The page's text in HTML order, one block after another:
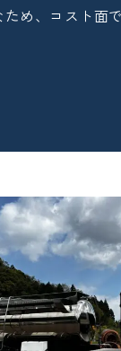
め、コスト面